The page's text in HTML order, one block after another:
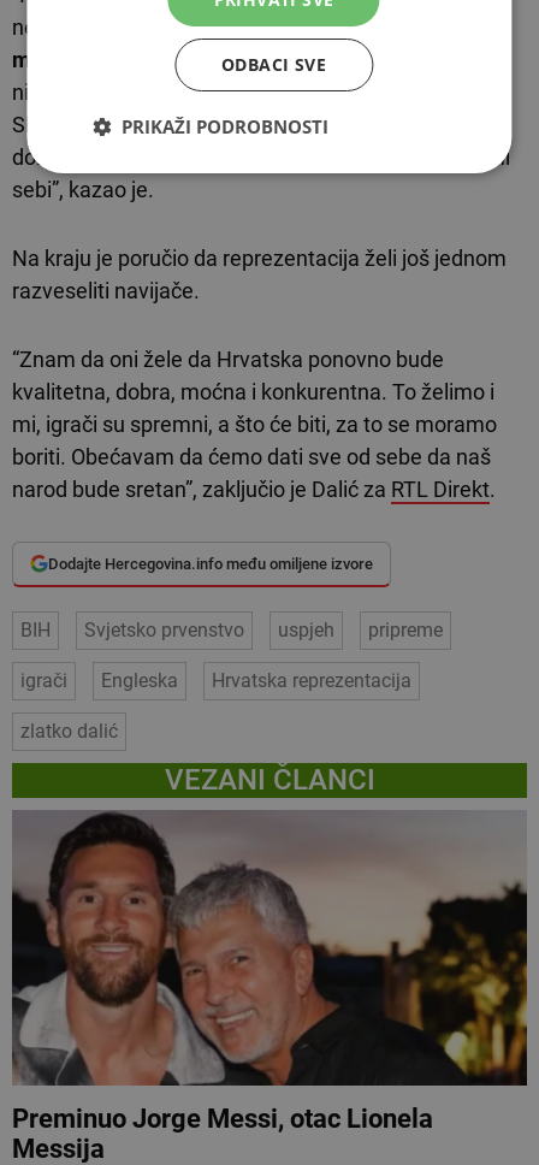
nemam nikakav pritisak. Nakon dvije svjetske
medalje
, nakon svega što smo napravili, nema
nikakvog pritiska. Mi ne moramo ništa. Mi idemo na
SP da budemo dobri i da prezentiramo Hrvatsku u
dobrom svjetlu. Pritisak možemo stvoriti jedino sami
sebi”, kazao je.
Na kraju je poručio da reprezentacija želi još jednom
razveseliti navijače.
“Znam da oni žele da Hrvatska ponovno bude
kvalitetna, dobra, moćna i konkurentna. To želimo i
mi, igrači su spremni, a što će biti, za to se moramo
boriti. Obećavam da ćemo dati sve od sebe da naš
narod bude sretan”, zaključio je Dalić za RTL Direkt.
Dodajte Hercegovina.info među omiljene izvore
BIH Svjetsko prvenstvo uspjeh pripreme
igrači Engleska Hrvatska reprezentacija
zlatko dalić
VEZANI ČLANCI
Preminuo Jorge Messi, otac Lionela
Messija
ODBACI SVE
PRIKAŽI PODROBNOSTI